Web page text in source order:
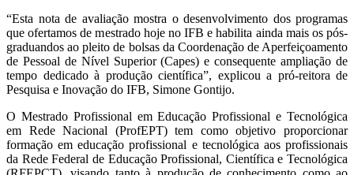
“Esta nota de avaliação mostra o desenvolvimento dos programas
que ofertamos de mestrado hoje no IFB e habilita ainda mais os pós-
graduandos ao pleito de bolsas da Coordenação de Aperfeiçoamento
de Pessoal de Nível Superior (Capes) e consequente ampliação de
tempo dedicado à produção científica”, explicou a pró-reitora de
Pesquisa e Inovação do IFB, Simone Gontijo.
O Mestrado Profissional em Educação Profissional e Tecnológica
em Rede Nacional (ProfEPT) tem como objetivo proporcionar
formação em educação profissional e tecnológica aos profissionais
da Rede Federal de Educação Profissional, Científica e Tecnológica